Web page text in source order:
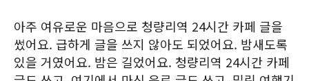
아주 여유로운 마음으로 청량리역 24시간 카페 글을
썼어요. 급하게 글을 쓰지 않아도 되었어요. 밤새도록
있을 거였어요. 밤은 길었어요. 청량리역 24시간 카페